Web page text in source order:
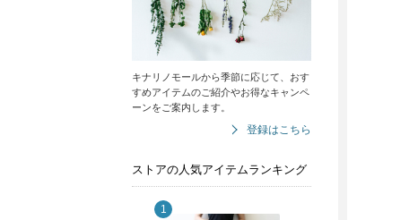
キナリノモールから季節に応じて、おす
すめアイテムのご紹介やお得なキャンペ
ーンをご案内します。
登録はこちら
ストアの人気アイテムランキング